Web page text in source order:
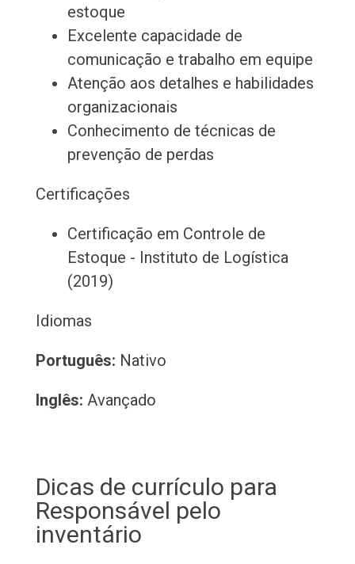
estoque
Excelente capacidade de
comunicação e trabalho em equipe
Atenção aos detalhes e habilidades
organizacionais
Conhecimento de técnicas de
prevenção de perdas
Certificações
Certificação em Controle de
Estoque - Instituto de Logística
(2019)
Idiomas
Português: Nativo
Inglês: Avançado
Dicas de currículo para
Responsável pelo
inventário